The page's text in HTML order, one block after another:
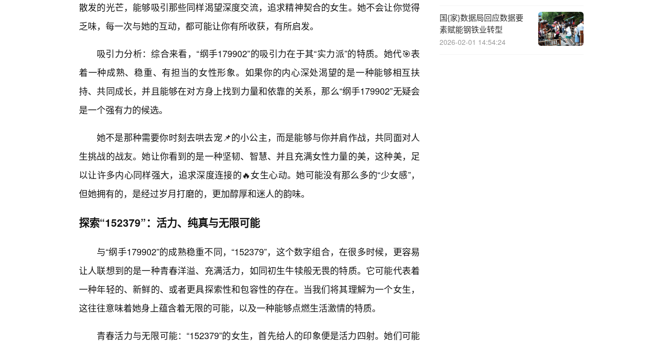
散发的光芒，能够吸引那些同样渴望深度交流，追求精神契合的女生。她不会让你觉得
乏味，每一次与她的互动，都可能让你有所收获，有所启发。
吸引力分析：综合来看，“纲手179902”的吸引力在于其“实力派”的特质。她代🎯表
着一种成熟、稳重、有担当的女性形象。如果你的内心深处渴望的是一种能够相互扶
持、共同成长，并且能够在对方身上找到力量和依靠的关系，那么“纲手179902”无疑会
是一个强有力的候选。
她不是那种需要你时刻去哄去宠📌的小公主，而是能够与你并肩作战，共同面对人
生挑战的战友。她让你看到的是一种坚韧、智慧、并且充满女性力量的美，这种美，足
以让许多内心同样强大，追求深度连接的🔥女生心动。她可能没有那么多的“少女感”，
但她拥有的，是经过岁月打磨的，更加醇厚和迷人的韵味。
探索“152379”：活力、纯真与无限可能
与“纲手179902”的成熟稳重不同，“152379”，这个数字组合，在很多时候，更容易
让人联想到的是一种青春洋溢、充满活力，如同初生牛犊般无畏的特质。它可能代表着
一种年轻的、新鲜的、或者更具探索性和包容性的存在。当我们将其理解为一个女生，
这往往意味着她身上蕴含着无限的可能，以及一种能够点燃生活激情的特质。
青春活力与无限可能：“152379”的女生，首先给人的印象便是活力四射。她们可能
国{家}数据局回应数据要
素赋能钢铁业转型
2026-02-01 14:54:24